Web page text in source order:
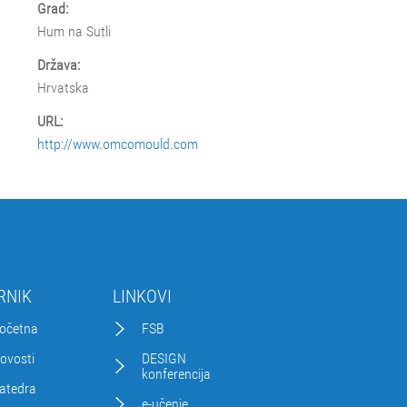
Grad:
Hum na Sutli
Država:
Hrvatska
URL:
http://www.omcomould.com
LINKOVI
FSB
DESIGN
konferencija